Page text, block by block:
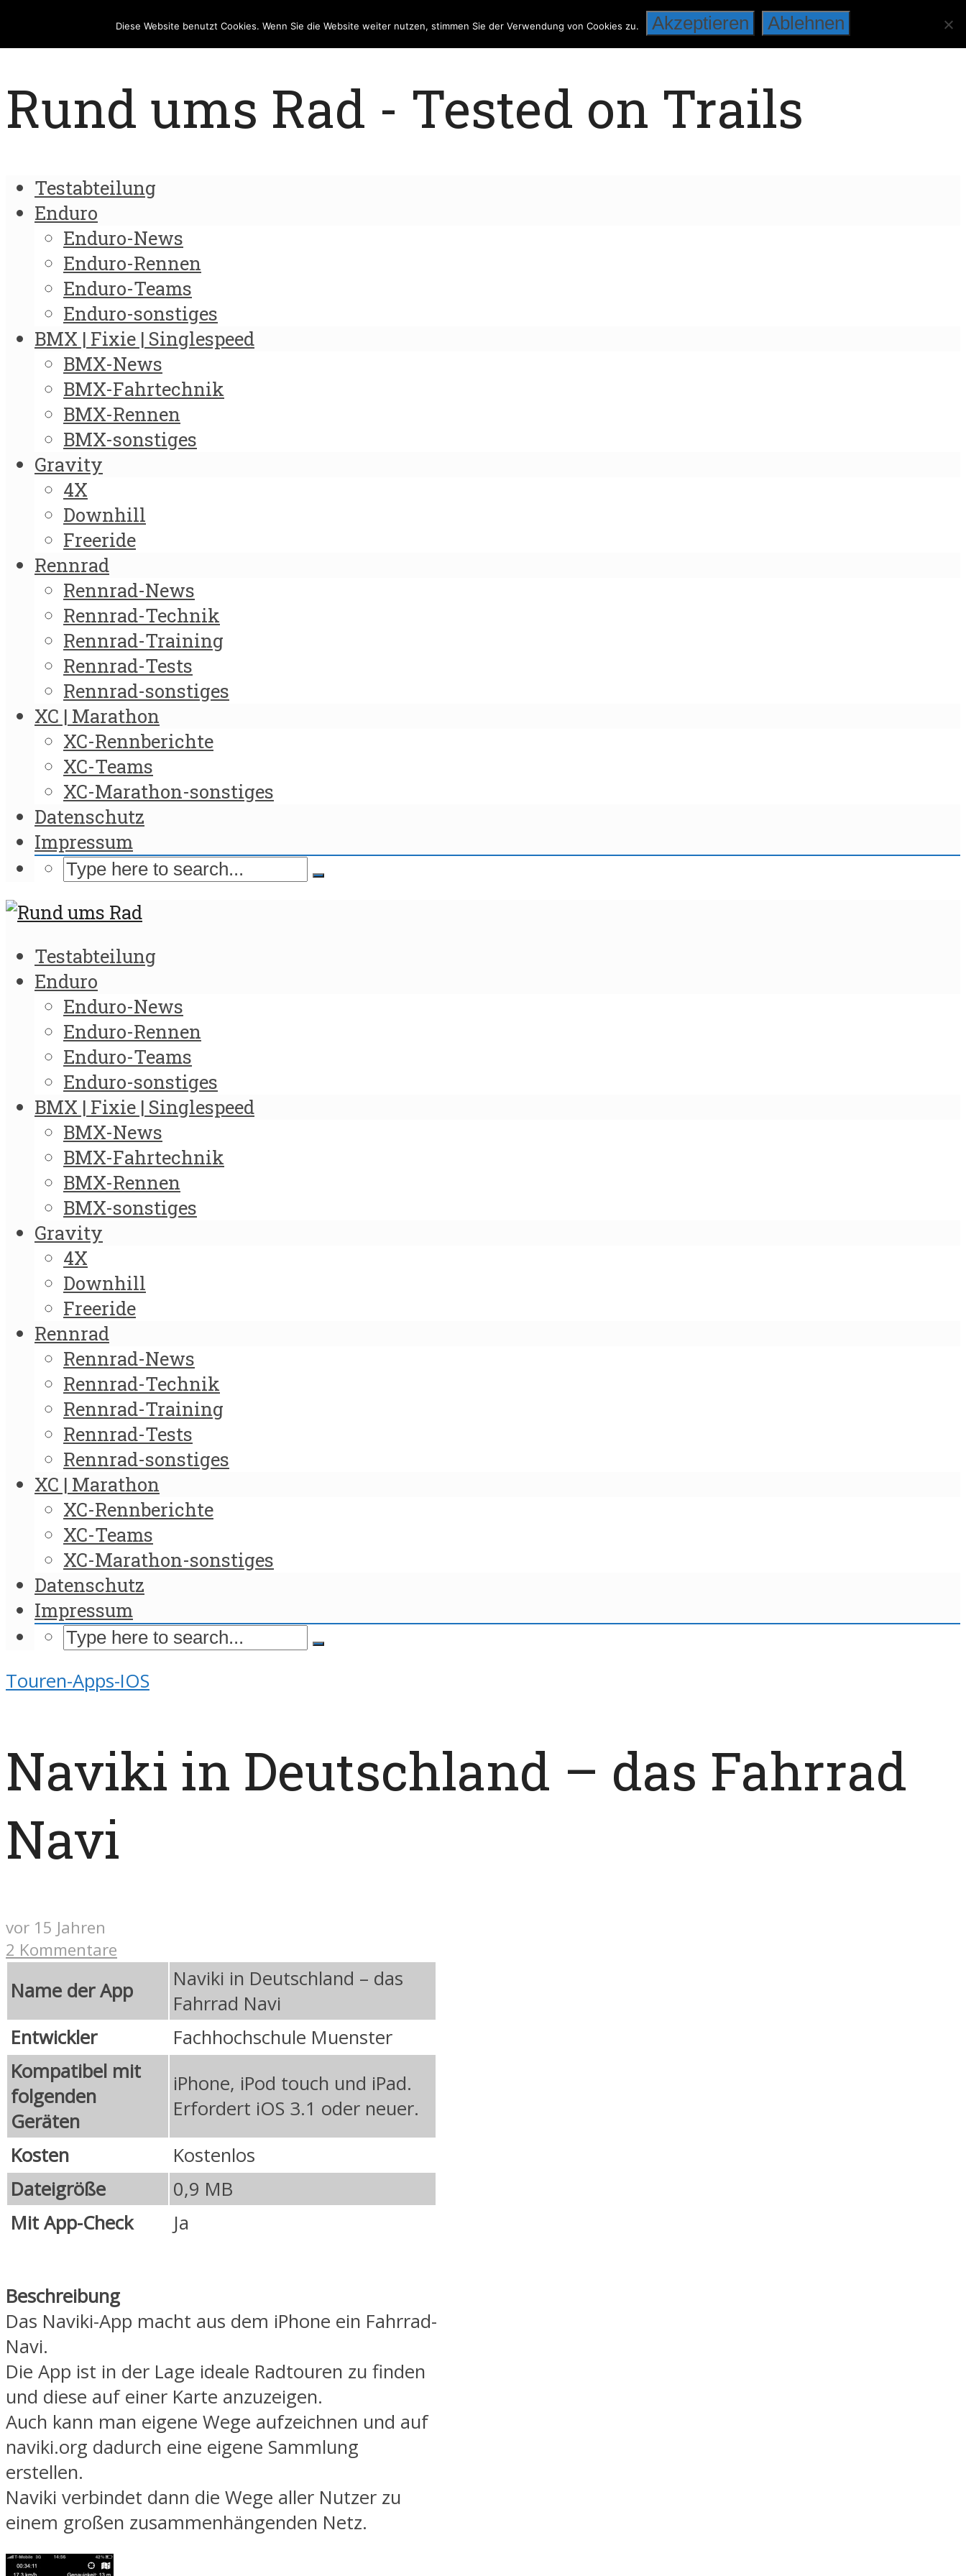
Rund ums Rad - Tested on Trails
Testabteilung
Enduro
Enduro-News
Enduro-Rennen
Enduro-Teams
Enduro-sonstiges
BMX | Fixie | Singlespeed
BMX-News
BMX-Fahrtechnik
BMX-Rennen
BMX-sonstiges
Gravity
4X
Downhill
Freeride
Rennrad
Rennrad-News
Rennrad-Technik
Rennrad-Training
Rennrad-Tests
Rennrad-sonstiges
XC | Marathon
XC-Rennberichte
XC-Teams
XC-Marathon-sonstiges
Datenschutz
Impressum
Testabteilung
Enduro
Enduro-News
Enduro-Rennen
Enduro-Teams
Enduro-sonstiges
BMX | Fixie | Singlespeed
BMX-News
BMX-Fahrtechnik
BMX-Rennen
BMX-sonstiges
Gravity
4X
Downhill
Freeride
Rennrad
Rennrad-News
Rennrad-Technik
Rennrad-Training
Rennrad-Tests
Rennrad-sonstiges
XC | Marathon
XC-Rennberichte
XC-Teams
XC-Marathon-sonstiges
Datenschutz
Impressum
Touren-Apps-IOS
Naviki in Deutschland – das Fahrrad
Navi
vor 15 Jahren
2 Kommentare
Name der App
Naviki in Deutschland – das
Fahrrad Navi
Entwickler
Fachhochschule Muenster
Kompatibel mit
folgenden
Geräten
iPhone, iPod touch und iPad.
Erfordert iOS 3.1 oder neuer.
Kosten
Kostenlos
Dateigröße
0,9 MB
Mit App-Check
Ja
Beschreibung
Das Naviki-App macht aus dem iPhone ein Fahrrad-
Navi.
Die App ist in der Lage ideale Radtouren zu finden
und diese auf einer Karte anzuzeigen.
Auch kann man eigene Wege aufzeichnen und auf
naviki.org dadurch eine eigene Sammlung
erstellen.
Naviki verbindet dann die Wege aller Nutzer zu
einem großen zusammenhängenden Netz.
Diese Website benutzt Cookies. Wenn Sie die Website weiter nutzen, stimmen Sie der Verwendung von Cookies zu. Akzeptieren Ablehnen